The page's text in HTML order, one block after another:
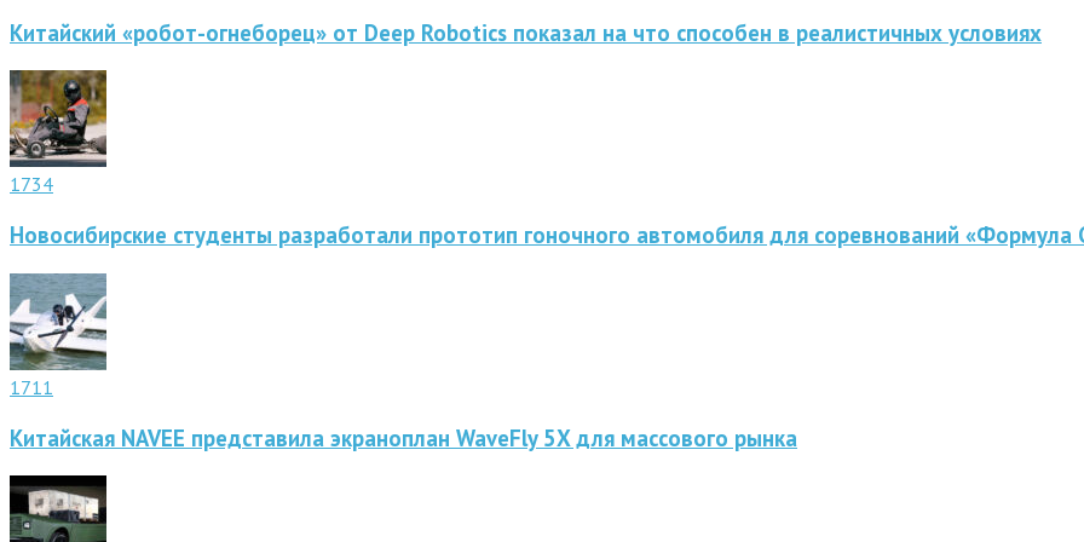
Китайский «робот-огнеборец» от Deep Robotics показал на что способен в реалистичных условиях
1734
Новосибирские студенты разработали прототип гоночного автомобиля для соревнований «Формула
1711
Китайская NAVEE представила экраноплан WaveFly 5X для массового рынка